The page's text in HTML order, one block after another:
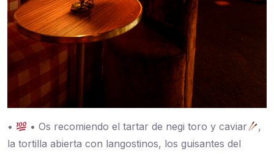
• • Os recomiendo el tartar de negi toro y caviar
,
la tortilla abierta con langostinos, los guisantes del